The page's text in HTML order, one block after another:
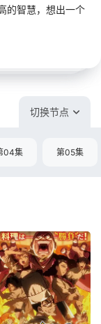
的智慧，想出一个
切换节点
04集 第05集